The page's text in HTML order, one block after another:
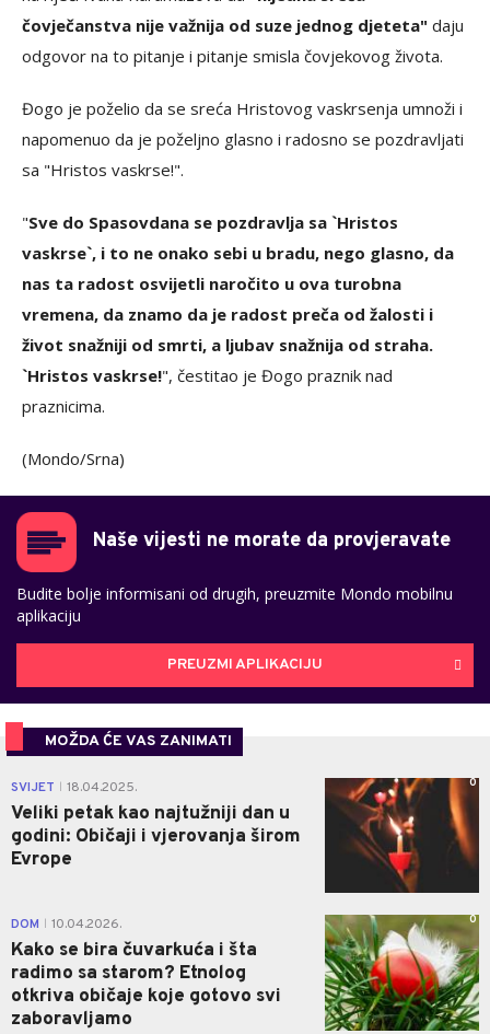
čovječanstva nije važnija od suze jednog djeteta" daju
odgovor na to pitanje i pitanje smisla čovjekovog života.
Đogo je poželio da se sreća Hristovog vaskrsenja umnoži i
napomenuo da je poželjno glasno i radosno se pozdravljati
sa "Hristos vaskrse!".
"Sve do Spasovdana se pozdravlja sa `Hristos
vaskrse`, i to ne onako sebi u bradu, nego glasno, da
nas ta radost osvijetli naročito u ova turobna
vremena, da znamo da je radost preča od žalosti i
život snažniji od smrti, a ljubav snažnija od straha.
`Hristos vaskrse!", čestitao je Đogo praznik nad
praznicima.
(Mondo/Srna)
Naše vijesti ne morate da provjeravate
Budite bolje informisani od drugih, preuzmite Mondo mobilnu
aplikaciju
PREUZMI APLIKACIJU
MOŽDA ĆE VAS ZANIMATI
SVIJET 18.04.2025.
Veliki petak kao najtužniji dan u
godini: Običaji i vjerovanja širom
Evrope
0
DOM 10.04.2026.
Kako se bira čuvarkuća i šta
radimo sa starom? Etnolog
otkriva običaje koje gotovo svi
zaboravljamo
0